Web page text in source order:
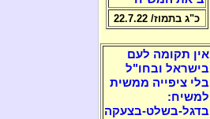
כ"ג בתמוז/ 22.7.22
אין תקומה לעם
בישראל ובחו"ל
בלי ציפייה ממשית
למשיח:
בדגל-בשלט-בצעקה